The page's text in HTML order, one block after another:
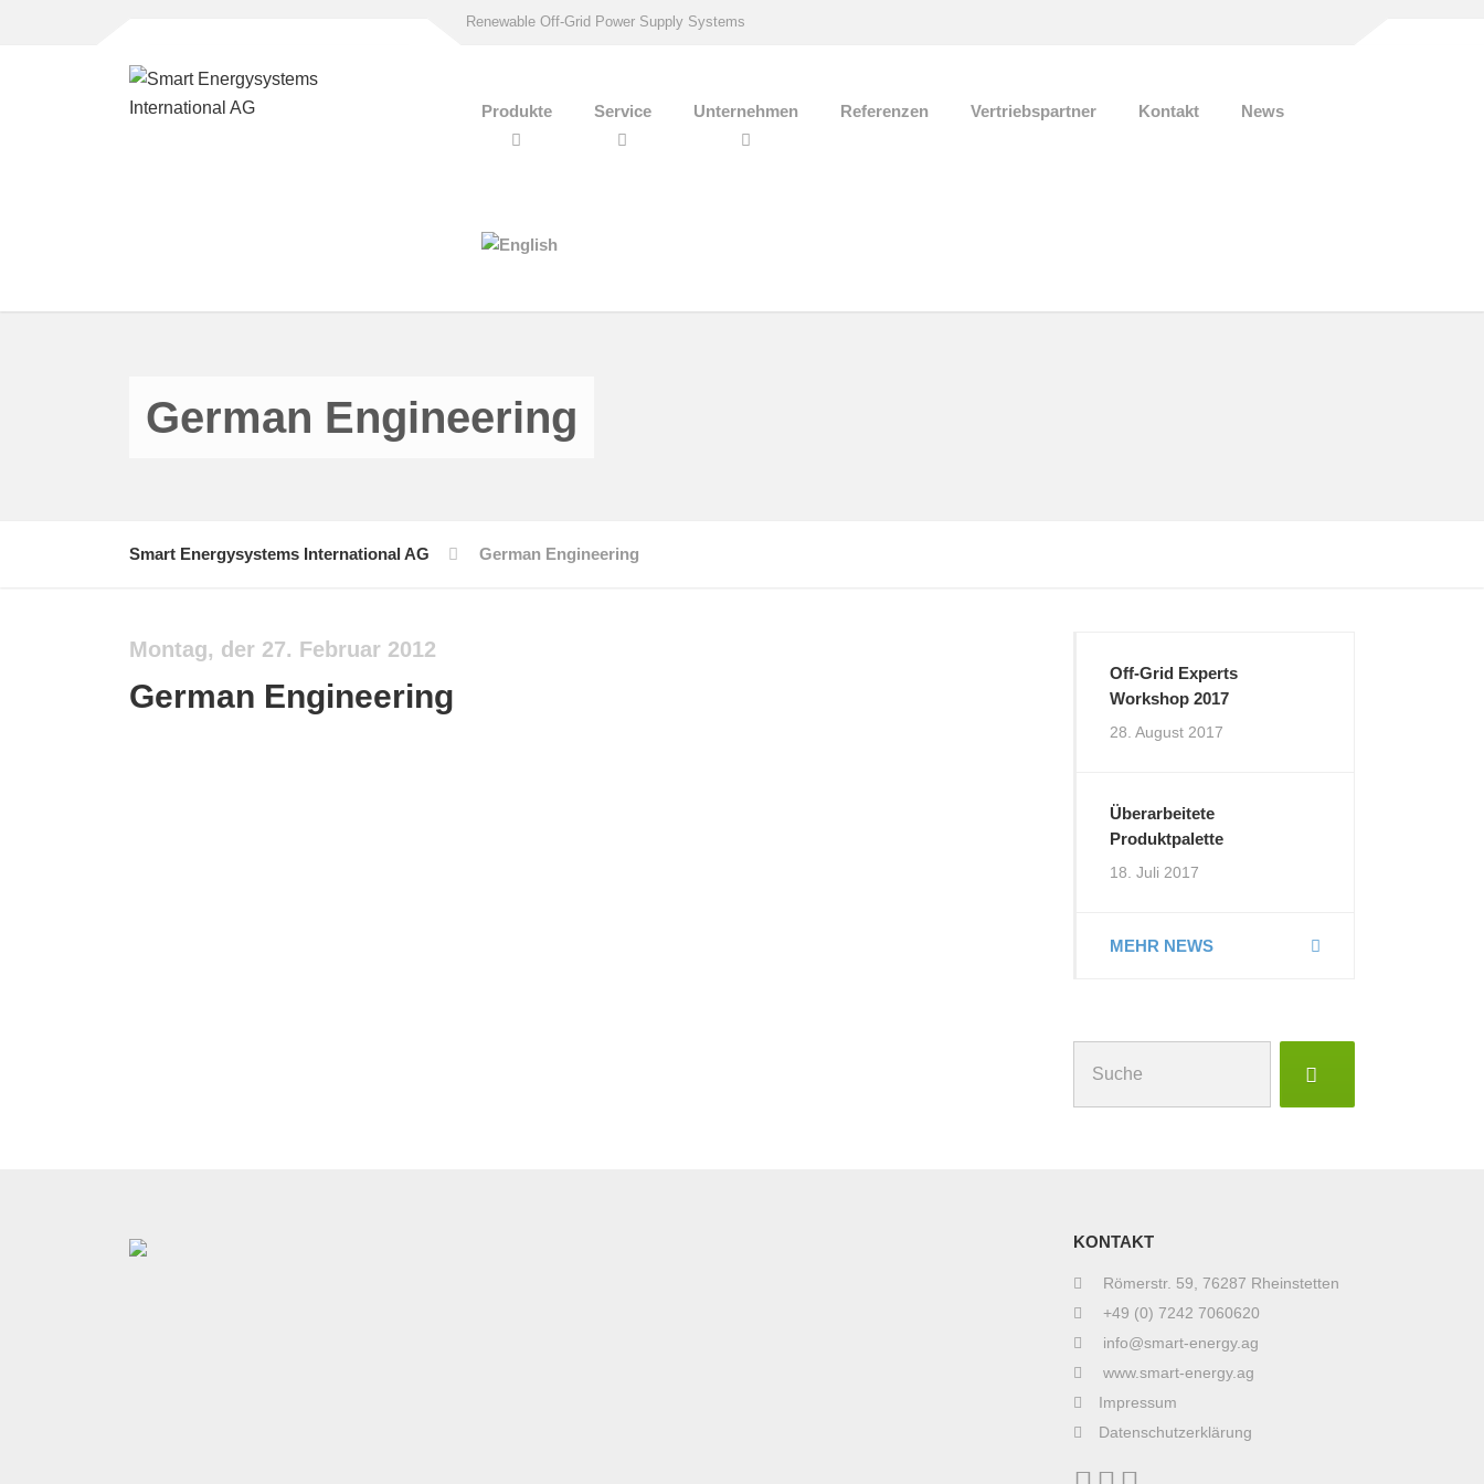
Renewable Off-Grid Power Supply Systems
Produkte Service Unternehmen Referenzen Vertriebspartner Kontakt News
German Engineering
Smart Energysystems International AG German Engineering
Montag, der 27. Februar 2012
German Engineering
Off-Grid Experts
Workshop 2017
28. August 2017
Überarbeitete
Produktpalette
18. Juli 2017
MEHR NEWS
nach:
KONTAKT
Römerstr. 59, 76287 Rheinstetten
+49 (0) 7242 7060620
info@smart-energy.ag
www.smart-energy.ag
Impressum
Datenschutzerklärung